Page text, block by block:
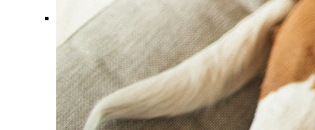
Comment ça marche ?